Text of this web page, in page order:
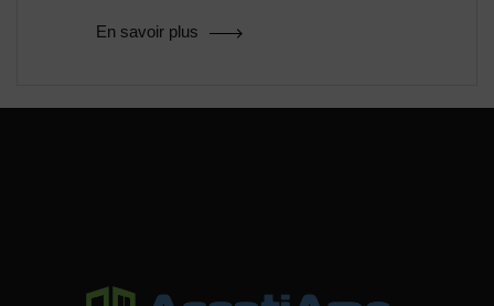
En savoir plus